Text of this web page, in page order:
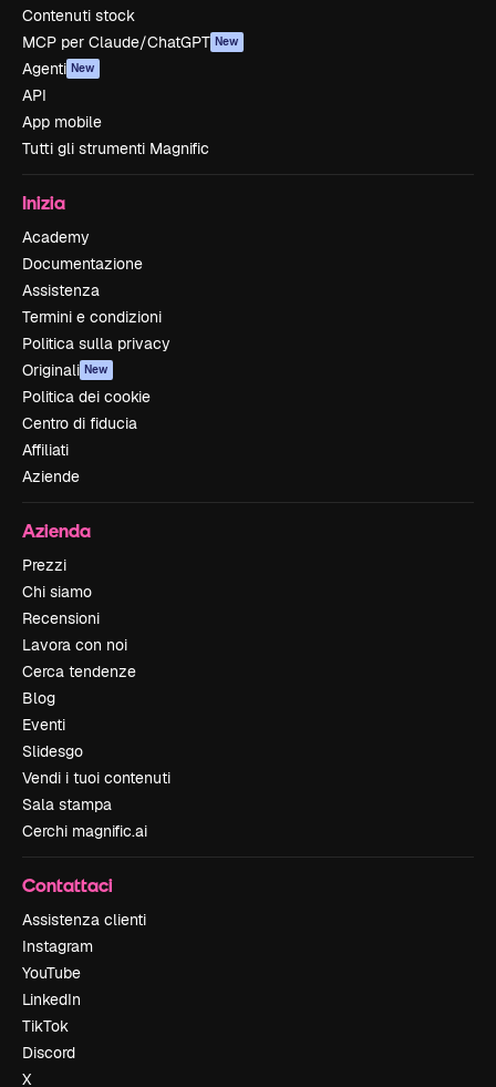
Contenuti stock
MCP per Claude/ChatGPT New
Agenti New
API
App mobile
Tutti gli strumenti Magnific
Inizia
Academy
Documentazione
Assistenza
Termini e condizioni
Politica sulla privacy
Originali New
Politica dei cookie
Centro di fiducia
Affiliati
Aziende
Azienda
Prezzi
Chi siamo
Recensioni
Lavora con noi
Cerca tendenze
Blog
Eventi
Slidesgo
Vendi i tuoi contenuti
Sala stampa
Cerchi magnific.ai
Contattaci
Assistenza clienti
Instagram
YouTube
LinkedIn
TikTok
Discord
X